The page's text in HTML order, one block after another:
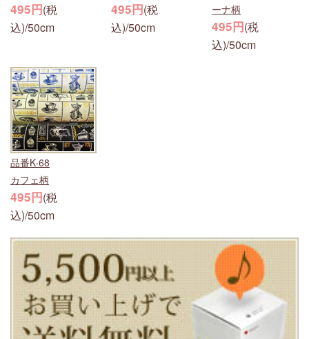
495円(税
込)/50cm
495円(税
込)/50cm
ーナ柄
495円(税
込)/50cm
品番K-68
カフェ柄
495円(税
込)/50cm